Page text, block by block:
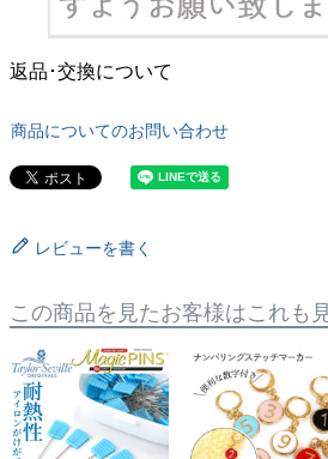
返品･交換について
商品についてのお問い合わせ
レビューを書く
この商品を見たお客様はこれも